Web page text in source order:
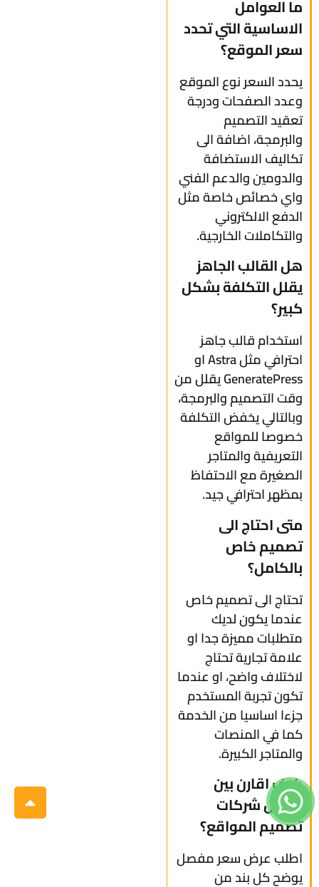
ما العوامل
الاساسية التي تحدد
سعر الموقع؟
يحدد السعر نوع الموقع
وعدد الصفحات ودرجة
تعقيد التصميم
والبرمجة، اضافة الى
تكاليف الاستضافة
والدومين والدعم الفني
واي خصائص خاصة مثل
الدفع الالكتروني
والتكاملات الخارجية.
هل القالب الجاهز
يقلل التكلفة بشكل
كبير؟
استخدام قالب جاهز
احترافي مثل Astra او
GeneratePress يقلل من
وقت التصميم والبرمجة،
وبالتالي يخفض التكلفة
خصوصا للمواقع
التعريفية والمتاجر
الصغيرة مع الاحتفاظ
بمظهر احترافي جيد.
متى احتاج الى
تصميم خاص
بالكامل؟
تحتاج الى تصميم خاص
عندما يكون لديك
متطلبات مميزة جدا او
علامة تجارية تحتاج
لاختلاف واضح، او عندما
تكون تجربة المستخدم
جزءا اساسيا من الخدمة
كما في المنصات
والمتاجر الكبيرة.
كيف اقارن بين
عروض شركات
تصميم المواقع؟
اطلب عرض سعر مفصل
يوضح كل بند من